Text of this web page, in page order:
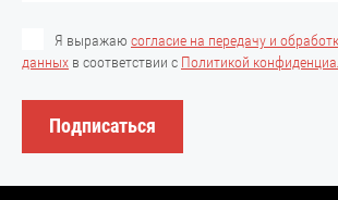
Я выражаю согласие на передачу и
данных в соответствии с Политикой
Подписаться